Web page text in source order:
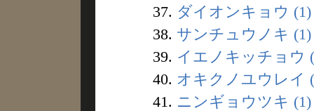
37. ダイオンキョウ (1)
38. サンチュウノキ (1)
39. イエノキッチョウ
40. オキクノユウレイ
41. ニンギョウツキ (1)